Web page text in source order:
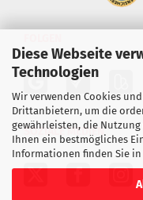
Diese Webseite
Technologien
Wir verwenden Cookies
Drittanbietern, um die
gewährleisten, die
Ihnen ein bestmögliches
Informationen finden Sie
SOZIALE MEDIEN